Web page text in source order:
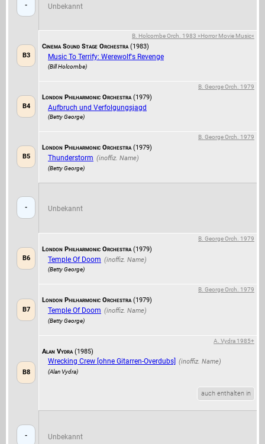
- Unbekannt
B3
B. Holcombe Orch. 1983 »Horror Movie Music«
Cinema Sound Stage Orchestra(1983)
Music To Terrify: Werewolf's Revenge
(Bill Holcombe)
B4
B. George Orch. 1979
London Philharmonic Orchestra(1979)
Aufbruch und Verfolgungsjagd
(Betty George)
B5
B. George Orch. 1979
London Philharmonic Orchestra(1979)
Thunderstorm
(Betty George)
- Unbekannt
B6
B. George Orch. 1979
London Philharmonic Orchestra(1979)
Temple Of Doom
(Betty George)
B7
B. George Orch. 1979
London Philharmonic Orchestra(1979)
Temple Of Doom
(Betty George)
B8
A. Vydra 1985+
Alan Vydra(1985)
Wrecking Crew [ohne Gitarren-Overdubs]
(Alan Vydra)
auch enthalten in
- Unbekannt